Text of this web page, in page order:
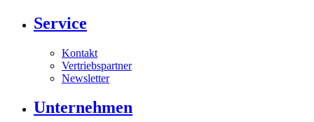
Service
Kontakt
Vertriebspartner
Newsletter
Unternehmen